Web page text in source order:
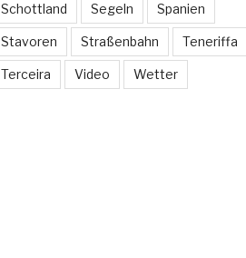
Schottland Segeln Spanien
Stavoren Straßenbahn Teneriffa
Terceira Video Wetter